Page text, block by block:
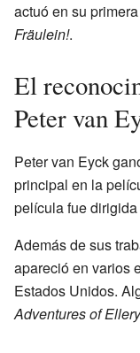
actuó en su
Fräulein!.
El
Peter van
Peter van Eyck
principal en la
película fue
Además de sus
apareció en varios
Estados Unidos.
Adventures of